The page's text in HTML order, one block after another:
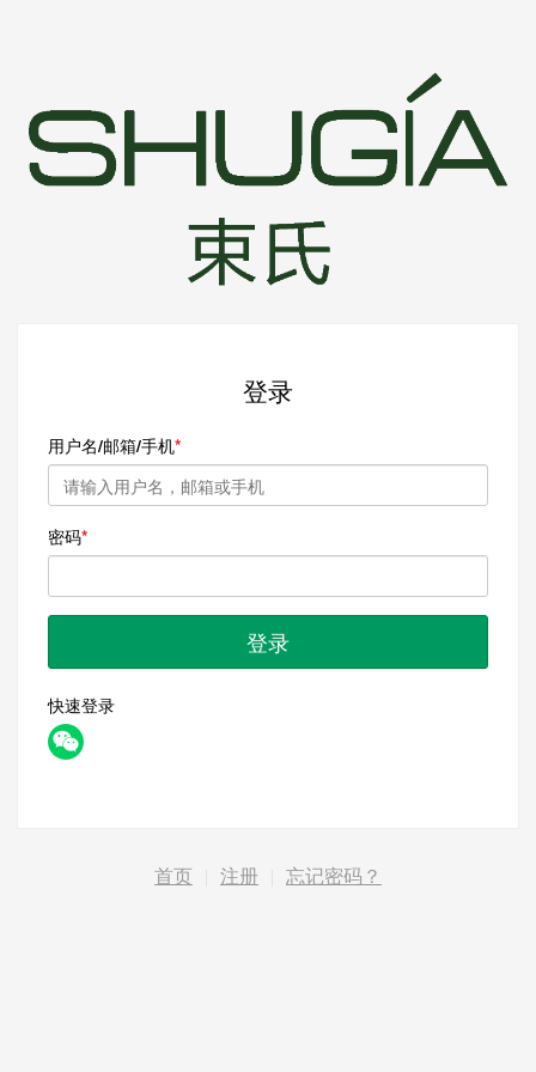
登录
用户名/邮箱/手机
密码
登录
快速登录
首页 注册 忘记密码？